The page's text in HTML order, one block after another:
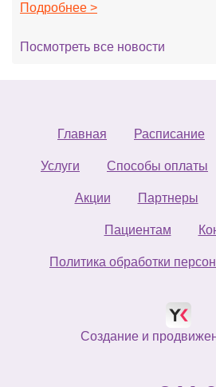
Подробнее >
Посмотреть все новости
Главная Расписание
Услуги Способы оплаты
Акции Партнеры
Пациентам
Политика обработки
Создание и